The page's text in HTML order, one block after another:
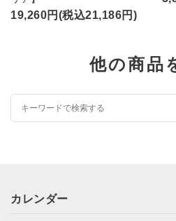
19,260円(税込21,186円)
他の商品
カレンダー